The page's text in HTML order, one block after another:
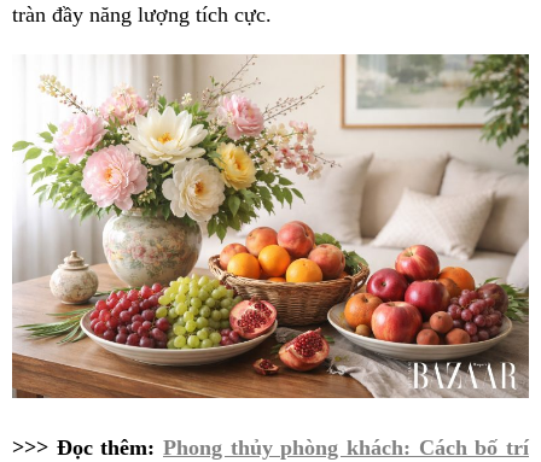
tràn đầy năng lượng tích cực.
>>> Đọc thêm: Phong thủy phòng khách: Cách bố trí